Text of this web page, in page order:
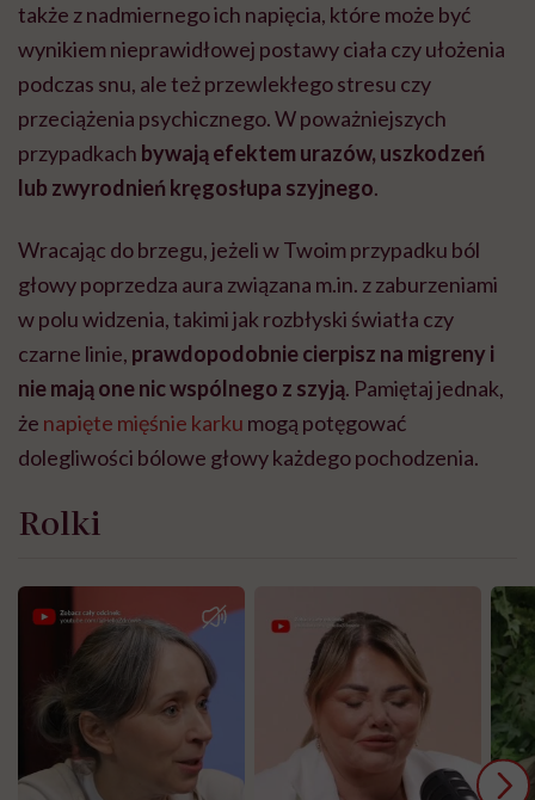
także z nadmiernego ich napięcia, które może być
wynikiem nieprawidłowej postawy ciała czy ułożenia
podczas snu, ale też przewlekłego stresu czy
przeciążenia psychicznego. W poważniejszych
przypadkach bywają efektem urazów, uszkodzeń
lub zwyrodnień kręgosłupa szyjnego.
Wracając do brzegu, jeżeli w Twoim przypadku ból
głowy poprzedza aura związana m.in. z zaburzeniami
w polu widzenia, takimi jak rozbłyski światła czy
czarne linie, prawdopodobnie cierpisz na migreny i
nie mają one nic wspólnego z szyją. Pamiętaj jednak,
że napięte mięśnie karku mogą potęgować
dolegliwości bólowe głowy każdego pochodzenia.
Rolki